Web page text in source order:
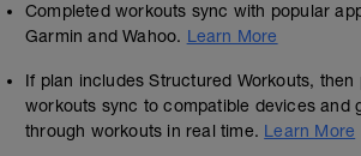
Completed workouts sync with popular
Garmin and Wahoo. Learn More
If plan includes Structured Workouts, then
workouts sync to compatible devices and
through workouts in real time. Learn More